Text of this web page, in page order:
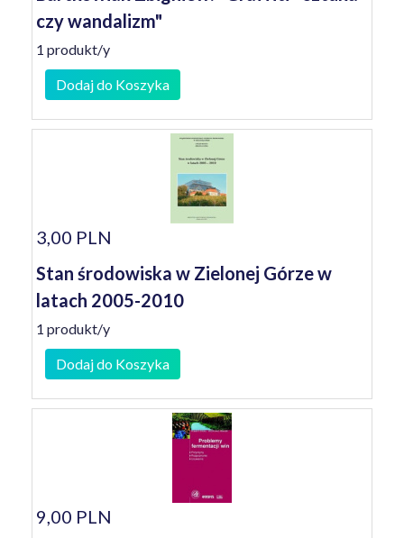
czy wandalizm"
1 produkt/y
Dodaj do Koszyka
3,00 PLN
Stan środowiska w Zielonej Górze w
latach 2005-2010
1 produkt/y
Dodaj do Koszyka
9,00 PLN